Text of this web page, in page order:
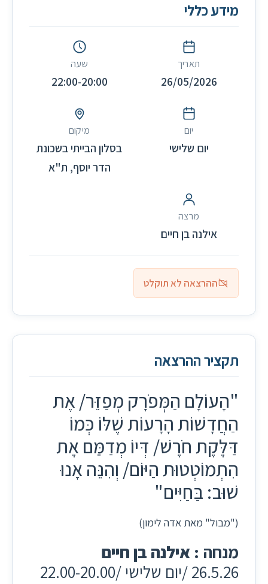
מידע כללי
תאריך
26/05/2026
שעה
22:00-20:00
יום
יום שלישי
מיקום
בסלון הבייתי בשכונת
הדר יוסף, ת"א
מרצה
אילנה בן חיים
ההרצאה לא תוקלט
תקציר ההרצאה
"הָעוֹלָם הַמְּפֹרָק מְפַזֵּר/ אֶת
הַחֲדָשׁוֹת הָרָעוֹת שֶׁלּוֹ כְּמוֹ
דַּלֶּקֶת חֹרֶשׁ/ דְּיוֹ מְדַמֵּם אֶת
הִתְמוֹטְטוּת הַיּוֹם/ וְהִנֵּה אָנוּ
שׁוּב: בַּחַיִּים"
("מבול" מאת אדה לימון)
מנחה : אילנה בן חיים
26.5.26 /יום שלישי /22.00-20.00